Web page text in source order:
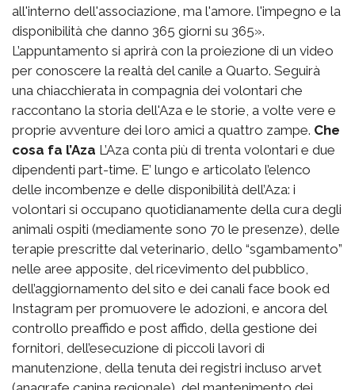
all'interno dell'associazione, ma l'amore. l'impegno e la
disponibilità che danno 365 giorni su 365».
L’appuntamento si aprirà con la proiezione di un video
per conoscere la realtà del canile a Quarto. Seguirà
una chiacchierata in compagnia dei volontari che
raccontano la storia dell'Aza e le storie, a volte vere e
proprie avventure dei loro amici a quattro zampe. Che
cosa fa l’Aza L’Aza conta più di trenta volontari e due
dipendenti part-time. E’ lungo e articolato l’elenco
delle incombenze e delle disponibilità dell’Aza: i
volontari si occupano quotidianamente della cura degli
animali ospiti (mediamente sono 70 le presenze), delle
terapie prescritte dal veterinario, dello “sgambamento”
nelle aree apposite, del ricevimento del pubblico,
dell’aggiornamento del sito e dei canali face book ed
Instagram per promuovere le adozioni, e ancora del
controllo preaffido e post affido, della gestione dei
fornitori, dell’esecuzione di piccoli lavori di
manutenzione, della tenuta dei registri incluso arvet